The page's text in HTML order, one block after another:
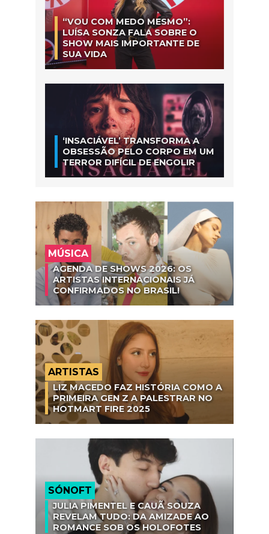
“VOU COM MEDO MESMO”:
LUÍSA SONZA FALA SOBRE O
SHOW MAIS IMPORTANTE DE
SUA VIDA
‘INSACIÁVEL’ TRANSFORMA A
OBSESSÃO PELO CORPO EM UM
TERROR DIFÍCIL DE ENGOLIR
MÚSICA
AGENDA DE SHOWS 2026: OS
ARTISTAS INTERNACIONAIS JÁ
CONFIRMADOS NO BRASIL!
ARTISTAS
LIZ MACEDO FAZ HISTÓRIA COMO A
PRIMEIRA GEN Z A PALESTRAR NO
HOTMART FIRE 2025
SÓNOFT
JULIA PIMENTEL E CAUÃ SOUZA
REVELAM TUDO: DA AMIZADE AO
ROMANCE SOB OS HOLOFOTES